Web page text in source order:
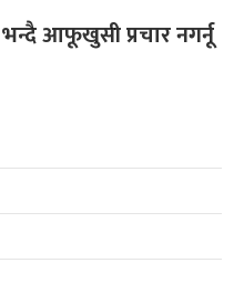
आफूखुसी प्रचार नगर्नू